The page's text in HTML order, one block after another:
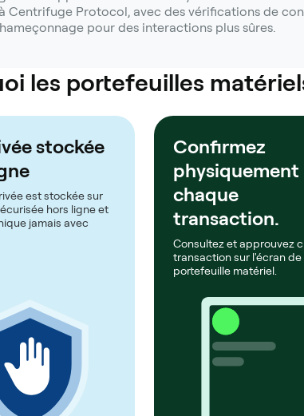
Centrifuge Protocol, avec des vérifications de
pour des interactions plus sûres.
les portefeuilles
stockée
est stockée sur
hors ligne et
jamais avec
Confirmez
physiquement
chaque
transaction.
Consultez et approuvez
transaction sur l'écran de
portefeuille matériel.